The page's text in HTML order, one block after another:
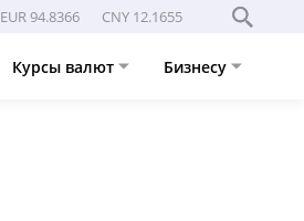
EUR 94.8366 CNY 12.1655
Курсы валют Бизнесу